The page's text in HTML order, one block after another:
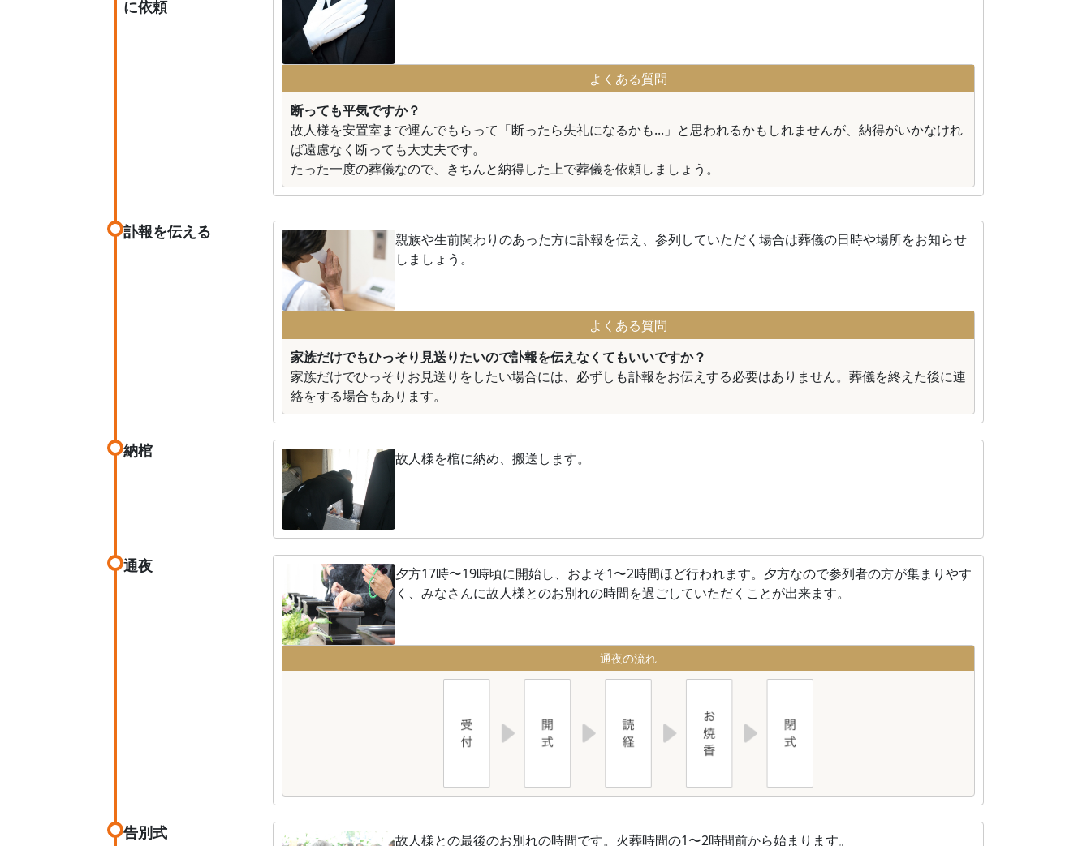
に依頼
よくある質問
断っても平気ですか？
故人様を安置室まで運んでもらって「断ったら失礼になるかも...」と思われるかもしれませんが、納得がいかなけれ
ば遠慮なく断っても大丈夫です。
たった一度の葬儀なので、きちんと納得した上で葬儀を依頼しましょう。
訃報を伝える
親族や生前関わりのあった方に訃報を伝え、参列していただく場合は葬儀の日時や場所をお知らせ
しましょう。
よくある質問
家族だけでもひっそり見送りたいので訃報を伝えなくてもいいですか？
家族だけでひっそりお見送りをしたい場合には、必ずしも訃報をお伝えする必要はありません。葬儀を終えた後に連
絡をする場合もあります。
納棺 故人様を棺に納め、搬送します。
通夜
夕方17時〜19時頃に開始し、およそ1〜2時間ほど行われます。夕方なので参列者の方が集まりやす
く、みなさんに故人様とのお別れの時間を過ごしていただくことが出来ます。
通夜の流れ
告別式 故人様との最後のお別れの時間です。火葬時間の1〜2時間前から始まります。